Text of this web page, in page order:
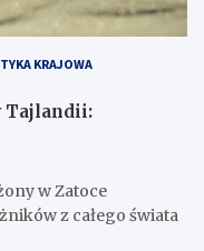
KRAJOWA
Tajlandii:
w Zatoce
z całego świata